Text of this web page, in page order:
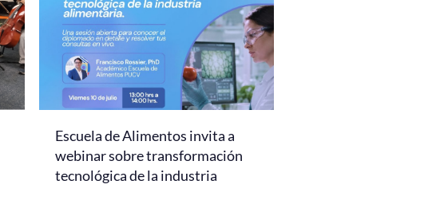
Escuela de Alimentos invita a
webinar sobre transformación
tecnológica de la industria